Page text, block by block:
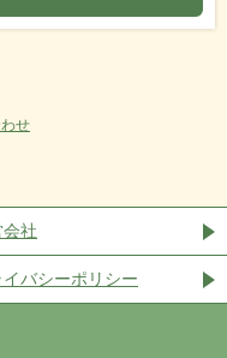
せ
社
イバシーポリシー